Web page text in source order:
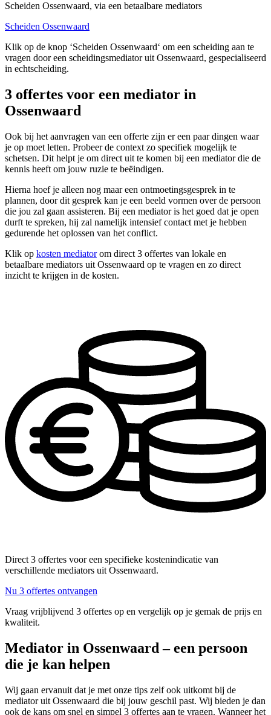
Scheiden Ossenwaard, via een betaalbare mediators
Scheiden Ossenwaard
Klik op de knop ‘Scheiden Ossenwaard‘ om een scheiding aan te
vragen door een scheidingsmediator uit Ossenwaard, gespecialiseerd
in echtscheiding.
3 offertes voor een mediator in
Ossenwaard
Ook bij het aanvragen van een offerte zijn er een paar dingen waar
je op moet letten. Probeer de context zo specifiek mogelijk te
schetsen. Dit helpt je om direct uit te komen bij een mediator die de
kennis heeft om jouw ruzie te beëindigen.
Hierna hoef je alleen nog maar een ontmoetingsgesprek in te
plannen, door dit gesprek kan je een beeld vormen over de persoon
die jou zal gaan assisteren. Bij een mediator is het goed dat je open
durft te spreken, hij zal namelijk intensief contact met je hebben
gedurende het oplossen van het conflict.
Klik op kosten mediatorom direct 3 offertes van lokale en
betaalbare mediators uit Ossenwaard op te vragen en zo direct
inzicht te krijgen in de kosten.
Direct 3 offertes voor een specifieke kostenindicatie van
verschillende mediators uit Ossenwaard.
Nu 3 offertes ontvangen
Vraag vrijblijvend 3 offertes op en vergelijk op je gemak de prijs en
kwaliteit.
Mediator in Ossenwaard – een persoon
die je kan helpen
Wij gaan ervanuit dat je met onze tips zelf ook uitkomt bij de
mediator uit Ossenwaard die bij jouw geschil past. Wij bieden je dan
ook de kans om snel en simpel 3 offertes aan te vragen. Wanneer het